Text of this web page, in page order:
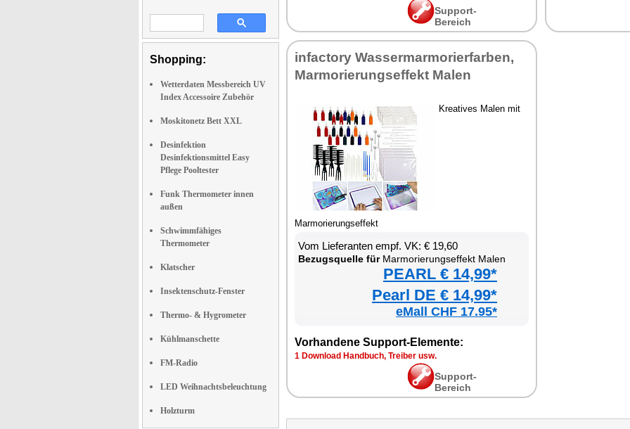
Shopping:
Wetterdaten Messbereich UV
Index Accessoire Zubehör
Moskitonetz Bett XXL
Desinfektion
Desinfektionsmittel Easy
Pflege Pooltester
Funk Thermometer innen
außen
Schwimmfähiges
Thermometer
Klatscher
Insektenschutz-Fenster
Thermo- & Hygrometer
Kühlmanschette
FM-Radio
LED Weihnachtsbeleuchtung
Holzturm
Support-
Bereich
infactory Wassermarmorierfarben,
Marmorierungseffekt Malen
Kreatives Malen mit
Marmorierungseffekt
Vom Lieferanten empf. VK: € 19,60
Bezugsquelle fürMarmorierungseffekt Malen
PEARL € 14,99*
Pearl DE € 14,99*
eMall CHF 17.95*
Vorhandene Support-Elemente:
1 Download Handbuch, Treiber usw.
Support-
Bereich